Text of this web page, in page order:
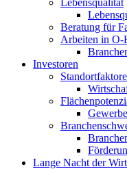
Beratung für
Arbeiten in
Investoren
Lange Nacht der